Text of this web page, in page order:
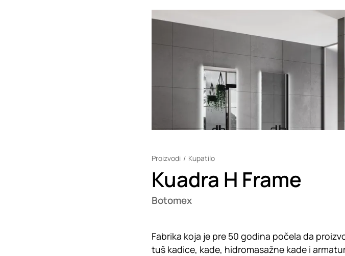
Proizvodi Kupatilo
Kuadra H Frame
Botomex
Fabrika koja je pre 50 godina počela da
tuš kadice, kade, hidromasažne kade i